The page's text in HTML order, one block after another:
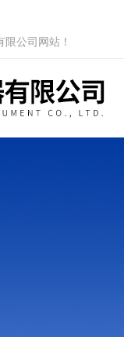
公司网站！